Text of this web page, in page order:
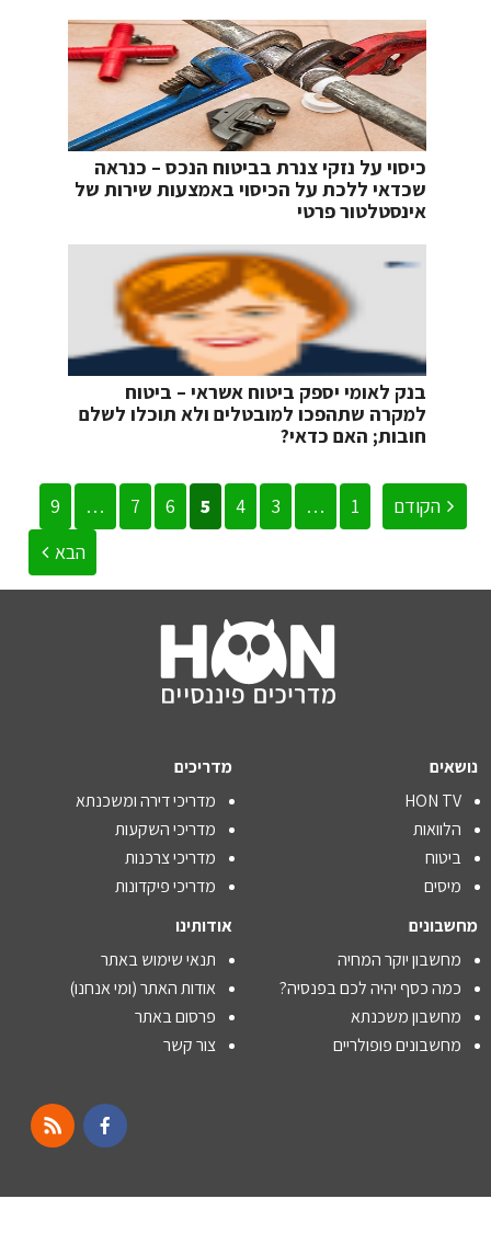
כיסוי על נזקי צנרת בביטוח הנכס – כנראה
שכדאי ללכת על הכיסוי באמצעות שירות של
אינסטלטור פרטי
בנק לאומי יספק ביטוח אשראי – ביטוח
למקרה שתהפכו למובטלים ולא תוכלו לשלם
חובות; האם כדאי?
הקודם 1
…
3
4
5
6
7
…
9
הבא
נושאים
HON TV
הלוואות
ביטוח
מיסים
מדריכים
מדריכי דירה ומשכנתא
מדריכי השקעות
מדריכי צרכנות
מדריכי פיקדונות
מחשבונים
מחשבון יוקר המחיה
כמה כסף יהיה לכם בפנסיה?
מחשבון משכנתא
מחשבונים פופולריים
אודותינו
תנאי שימוש באתר
אודות האתר (ומי אנחנו)
פרסום באתר
צור קשר